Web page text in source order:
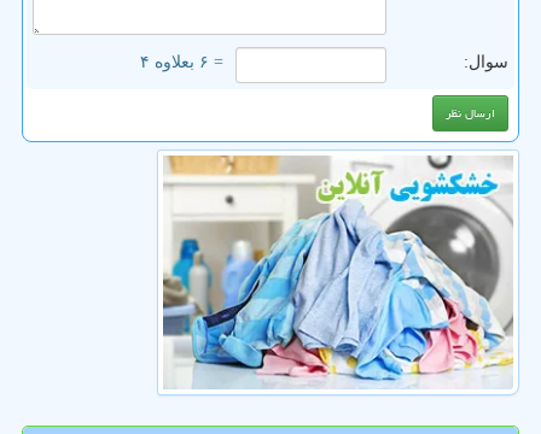
سوال: = ۶ بعلاوه ۴